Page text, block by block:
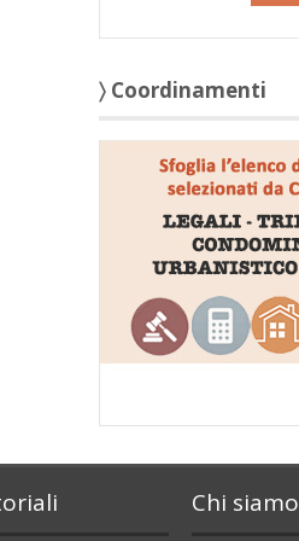
〉 Coordinamenti
Chi siamo